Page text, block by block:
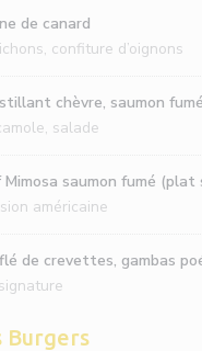
de canard
confiture d’oignons
chèvre, saumon fumé
salade
Mimosa saumon fumé (plat
américaine
de crevettes, gambas
Burgers